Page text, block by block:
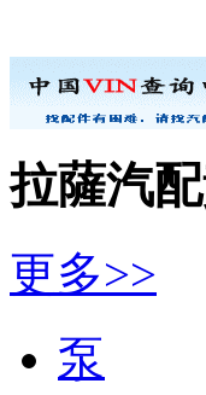
拉薩汽
更多>>
泵